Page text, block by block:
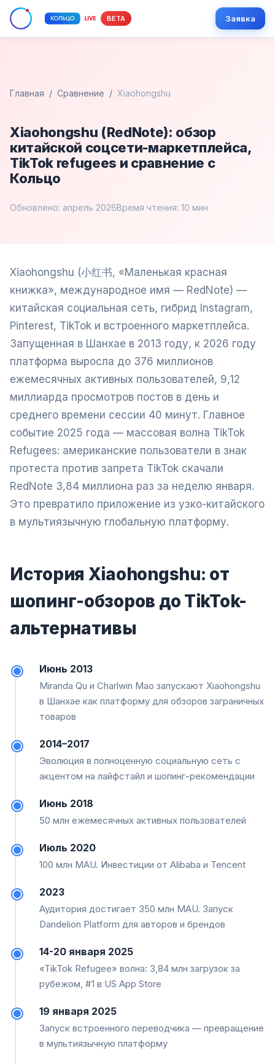
BETA Заявка
Главная / Сравнение / Xiaohongshu
Xiaohongshu (RedNote): обзор
китайской соцсети-маркетплейса,
TikTok refugees и сравнение с
Кольцо
Обновлено: апрель 2026Время чтения: 10 мин
Xiaohongshu (小红书, «Маленькая красная
книжка», международное имя — RedNote) —
китайская социальная сеть, гибрид Instagram,
Pinterest, TikTok и встроенного маркетплейса.
Запущенная в Шанхае в 2013 году, к 2026 году
платформа выросла до 376 миллионов
ежемесячных активных пользователей, 9,12
миллиарда просмотров постов в день и
среднего времени сессии 40 минут. Главное
событие 2025 года — массовая волна TikTok
Refugees: американские пользователи в знак
протеста против запрета TikTok скачали
RedNote 3,84 миллиона раз за неделю января.
Это превратило приложение из узко-китайского
в мультиязычную глобальную платформу.
История Xiaohongshu: от
шопинг-обзоров до TikTok-
альтернативы
Июнь 2013
Miranda Qu и Charlwin Mao запускают Xiaohongshu
в Шанхае как платформу для обзоров заграничных
товаров
2014–2017
Эволюция в полноценную социальную сеть с
акцентом на лайфстайл и шопинг-рекомендации
Июнь 2018
50 млн ежемесячных активных пользователей
Июль 2020
100 млн MAU. Инвестиции от Alibaba и Tencent
2023
Аудитория достигает 350 млн MAU. Запуск
Dandelion Platform для авторов и брендов
14-20 января 2025
«TikTok Refugee» волна: 3,84 млн загрузок за
рубежом, #1 в US App Store
19 января 2025
Запуск встроенного переводчика — превращение
в мультиязычную платформу